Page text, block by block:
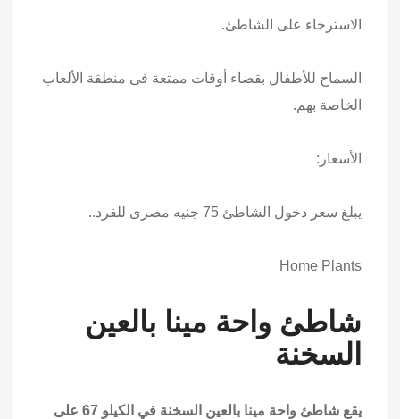
الاسترخاء على الشاطئ.
السماح للأطفال بقضاء أوقات ممتعة فى منطقة الألعاب
الخاصة بهم.
الأسعار:
يبلغ سعر دخول الشاطئ 75 جنيه مصرى للفرد..
Home Plants
شاطئ واحة مينا بالعين
السخنة
يقع شاطئ واحة مينا بالعين السخنة في الكيلو 67 على